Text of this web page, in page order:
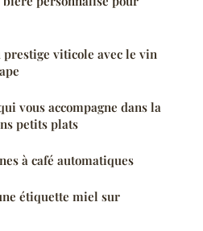
prestige viticole avec le vin
vous accompagne dans la
petits plats
Les meilleures machines à café automatiques
étiquette miel sur